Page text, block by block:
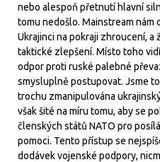
nebo alespoň přetnutí hlavní
tomu nedošlo. Mainstream nám
Ukrajinci na pokraji zhroucení, a
taktické zlepšení. Místo toho
odpor proti ruské palebné
smysluplně postupovat. Jsme
trochu zmanipulována
však šité na míru tomu, aby se
členských států NATO pro
pomoci. Tento přístup se
dodávek vojenské podpory,